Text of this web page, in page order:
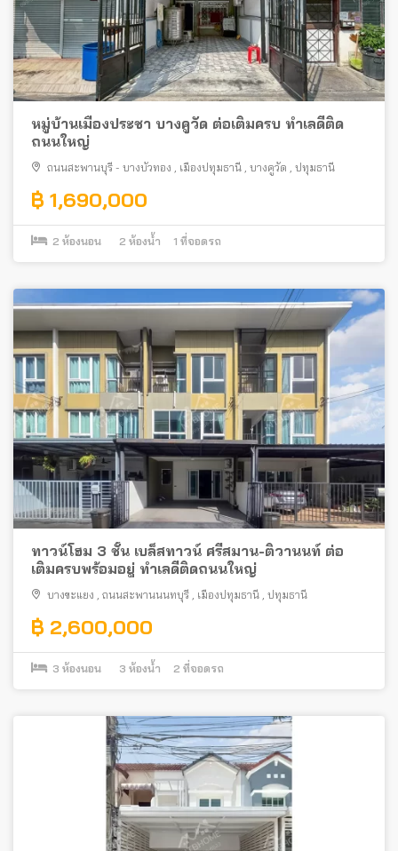
หมู่บ้านเมืองประชา บางคูวัด ต่อเติมครบ ทำเลดีติด
ถนนใหญ่
ถนนสะพานบุรี - บางบัวทอง , เมืองปทุมธานี , บางคูวัด , ปทุมธานี
฿ 1,690,000
2 ห้องนอน 2 ห้องน้ำ 1 ที่จอดรถ
ทาวน์โฮม 3 ชั้น เบล็สทาวน์ ศรีสมาน-ติวานนท์ ต่อ
เติมครบพร้อมอยู่ ทำเลดีติดถนนใหญ่
บางขะแยง , ถนนสะพานนนทบุรี , เมืองปทุมธานี , ปทุมธานี
฿ 2,600,000
3 ห้องนอน 3 ห้องน้ำ 2 ที่จอดรถ